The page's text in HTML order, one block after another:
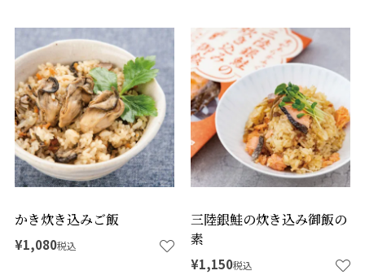
かき炊き込みご飯
¥1,080税込
三陸銀鮭の炊き込み御飯の
素
¥1,150税込